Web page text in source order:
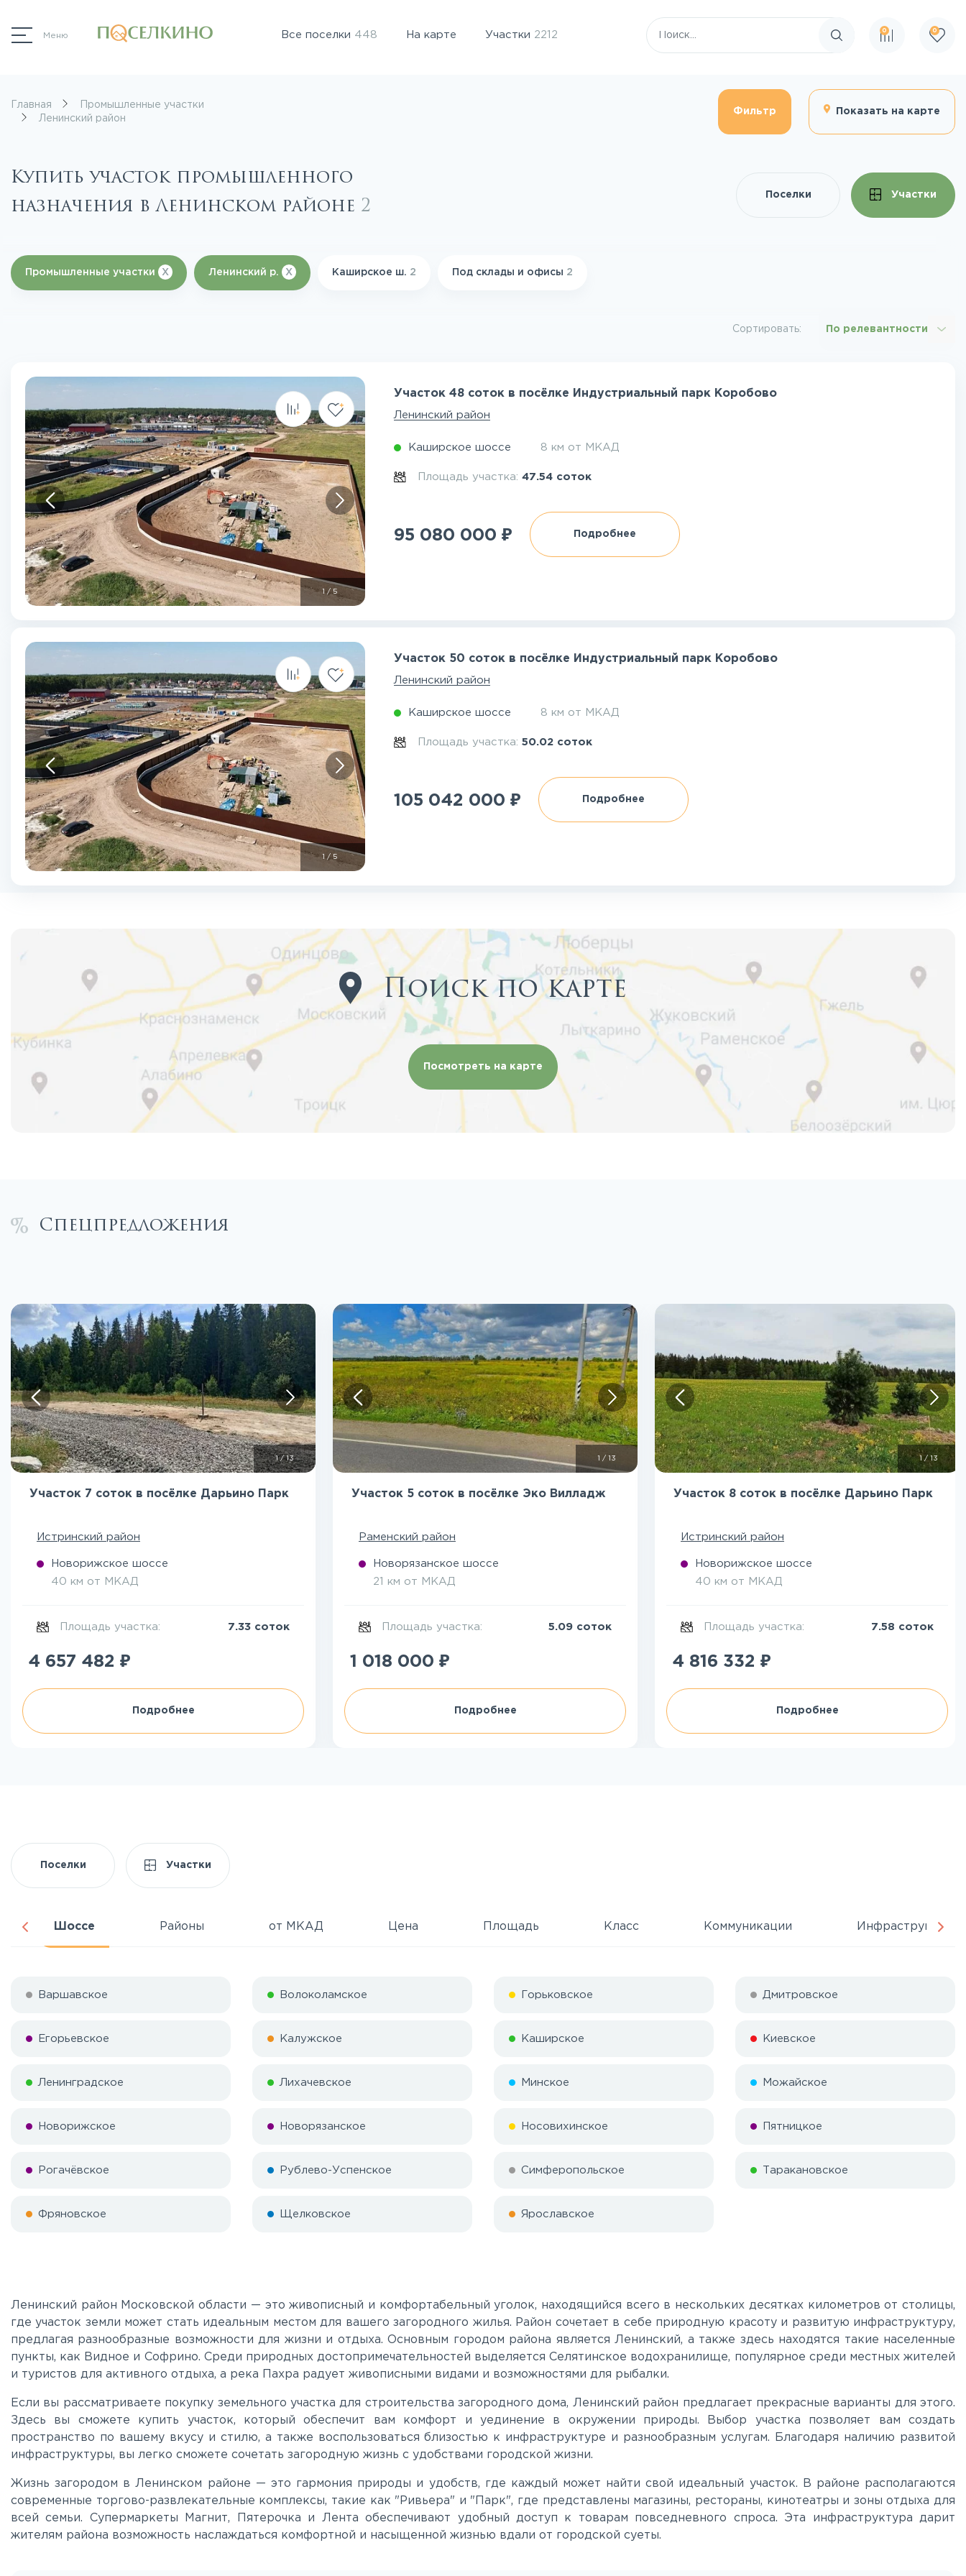
Меню Все поселки 448 На карте Участки 2212
Поиск по сайту
0 0
Главная
Промышленные участки
Ленинский район
Фильтр Показать на карте
Купить участок промышленного
назначения в Ленинском районе 2 Поселки Участки
Промышленные участки X Ленинский р. X Каширское ш. 2 Под склады и офисы 2
Сортировать: По релевантности
1 /5
Участок 48 соток в посёлке Индустриальный парк Коробово
Ленинский район
Каширское шоссе 8 км от МКАД
Площадь участка:47.54 соток
95 080 000 ₽ Подробнее
1 /5
Участок 50 соток в посёлке Индустриальный парк Коробово
Ленинский район
Каширское шоссе 8 км от МКАД
Площадь участка:50.02 соток
105 042 000 ₽ Подробнее
Поиск по карте
Посмотреть на карте
Спецпредложения
1/13
Участок 7 соток в посёлке Дарьино Парк
Истринский район
Новорижское шоссе
40 км от МКАД
Площадь участка: 7.33 соток
4 657 482 ₽
Подробнее
/ 13
Участок 5 соток в посёлке Эко Вилладж
Раменский район
Новорязанское шоссе
21 км от МКАД
Площадь участка: 5.09 соток
1 018 000 ₽
Подробнее
1 / 13
Участок 8 соток в посёлке Дарьино Парк
Истринский район
Новорижское шоссе
40 км от МКАД
Площадь участка: 7.58 соток
4 816 332 ₽
Подробнее
Поселки Участки
Шоссе Районы от МКАД Цена Площадь Класс Коммуникации Инфраструктура
Варшавское Волоколамское Горьковское Дмитровское
Егорьевское Калужское Каширское Киевское
Ленинградское Лихачевское Минское Можайское
Новорижское Новорязанское Носовихинское Пятницкое
Рогачёвское Рублево-Успенское Симферопольское Таракановское
Фряновское Щелковское Ярославское
Ленинский район Московской области — это живописный и комфортабельный уголок, находящийся всего в нескольких десятках километров от столицы,
где участок земли может стать идеальным местом для вашего загородного жилья. Район сочетает в себе природную красоту и развитую инфраструктуру,
предлагая разнообразные возможности для жизни и отдыха. Основным городом района является Ленинский, а также здесь находятся такие населенные
пункты, как Видное и Софрино. Среди природных достопримечательностей выделяется Селятинское водохранилище, популярное среди местных жителей
и туристов для активного отдыха, а река Пахра радует живописными видами и возможностями для рыбалки.
Если вы рассматриваете покупку земельного участка для строительства загородного дома, Ленинский район предлагает прекрасные варианты для этого.
Здесь вы сможете купить участок, который обеспечит вам комфорт и уединение в окружении природы. Выбор участка позволяет вам создать
пространство по вашему вкусу и стилю, а также воспользоваться близостью к инфраструктуре и разнообразным услугам. Благодаря наличию развитой
инфраструктуры, вы легко сможете сочетать загородную жизнь с удобствами городской жизни.
Жизнь загородом в Ленинском районе — это гармония природы и удобств, где каждый может найти свой идеальный участок. В районе располагаются
современные торгово-развлекательные комплексы, такие как "Ривьера" и "Парк", где представлены магазины, рестораны, кинотеатры и зоны отдыха для
всей семьи. Супермаркеты Магнит, Пятерочка и Лента обеспечивают удобный доступ к товарам повседневного спроса. Эта инфраструктура дарит
жителям района возможность наслаждаться комфортной и насыщенной жизнью вдали от городской суеты.